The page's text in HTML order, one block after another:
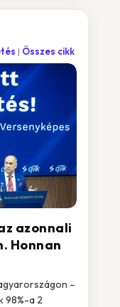
azonnali
Honnan
Összes cikk
–
98%-a 2